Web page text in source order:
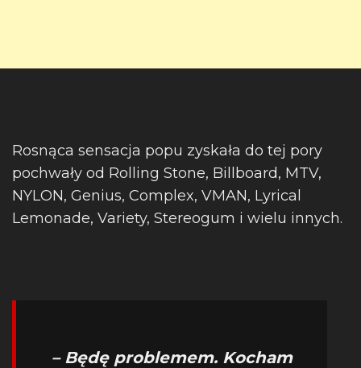
Rosnąca sensacja popu zyskała do tej pory
pochwały od Rolling Stone, Billboard, MTV,
NYLON, Genius, Complex, VMAN, Lyrical
Lemonade, Variety, Stereogum i wielu innych.
– Będę problemem. Kocham